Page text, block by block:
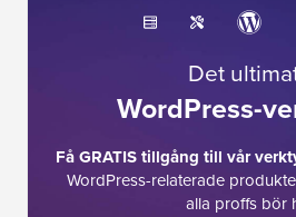
Det
WordPress-
Få GRATIS tillgång till vår
WordPress-relaterade
alla proffs bör